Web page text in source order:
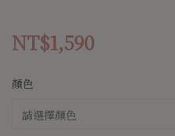
NT$1,590
顏色
請選擇顏色